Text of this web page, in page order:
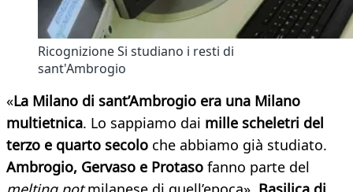
Ricognizione Si studiano i resti di
sant'Ambrogio
«La Milano di sant’Ambrogio era una Milano
multietnica. Lo sappiamo dai mille scheletri del
terzo e quarto secolo che abbiamo già studiato.
Ambrogio, Gervaso e Protaso fanno parte del